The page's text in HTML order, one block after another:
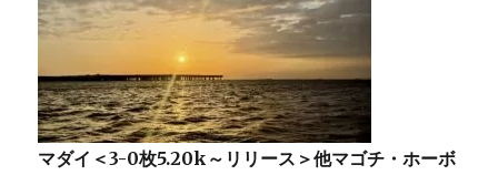
マダイ＜3-0枚5.20k～リリース＞他マゴチ・ホーボ